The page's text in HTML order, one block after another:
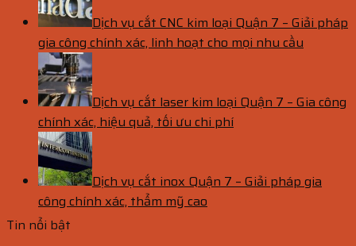
Dịch vụ cắt CNC kim loại Quận 7 – Giải pháp
gia công chính xác, linh hoạt cho mọi nhu cầu
Dịch vụ cắt laser kim loại Quận 7 – Gia công
chính xác, hiệu quả, tối ưu chi phí
Dịch vụ cắt inox Quận 7 – Giải pháp gia
công chính xác, thẩm mỹ cao
Tin nổi bật